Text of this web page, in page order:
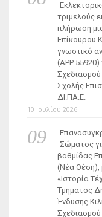
τριμελούς
πλήρωση
Επίκουρου
γνωστικό
(ΑΡΡ 55920)
Σχεδιασμού
Σχολής
ΔΙ.ΠΑ.Ε.
10 Ιουλίου 2026
Σώματος
βαθμίδας
(Νέα Θέση),
«Ιστορία
Τμήματος
Ένδυσης